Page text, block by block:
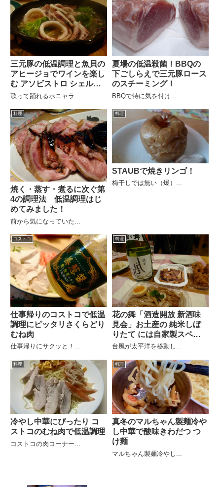
三元豚の低温調理と魚貝の
アヒージョでワインを楽し
む アソビストロ シェルタ
ー
歌って踊れるホニャラ...
夏場の低温殺菌！BBQの
下ごしらえで三元豚ロース
のスチーミング！
BBQで特に気を付け...
料理
焼く・蒸す・煮るに次ぐ第
4の調理法 低温調理はじ
めてみました！
前から気になっていた...
料理
STAUBで焼きリンゴ！
梅干しでは無い（爆）...
コストコ
仕事帰りのコストコで低温
調理にピッタリさくらどり
むね肉
仕事帰りにサクッと！...
料理
花の舞「酒造開放 新酒味
見会」お土産の 純米しぼ
りたて には自家製スペア
リブ
台風が太平洋を移動し...
料理
冷やし中華にぴったり コ
ストコのむね肉で低温調理
コストコの肉コーナー...
料理
真冬のマルちゃん製麺冷や
し中華で酸味きわだつ つ
け麺
マルちゃん製麺冷やし...